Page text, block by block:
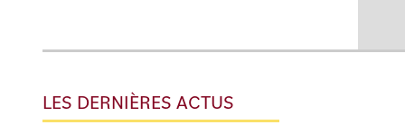
LES DERNIÈRES ACTUS